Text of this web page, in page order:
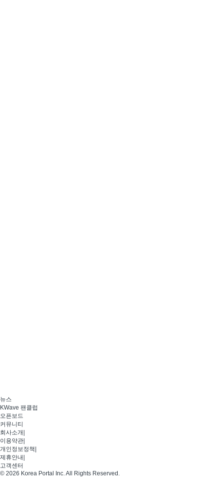
뉴스
KWave 팬클럽
오픈보드
커뮤니티
회사소개
이용약관
개인정보정책
제휴안내
고객센터
© 2026 Korea Portal Inc. All Rights Reserved.